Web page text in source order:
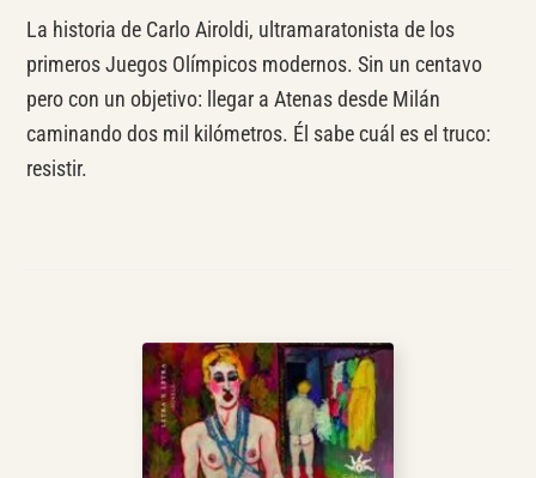
La historia de Carlo Airoldi, ultramaratonista de los
primeros Juegos Olímpicos modernos. Sin un centavo
pero con un objetivo: llegar a Atenas desde Milán
caminando dos mil kilómetros. Él sabe cuál es el truco:
resistir.